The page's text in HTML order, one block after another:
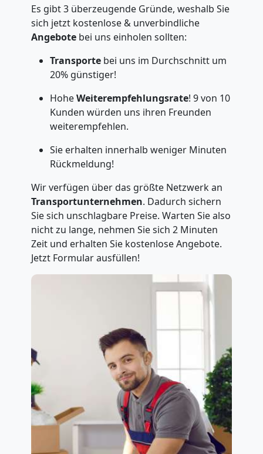
Es gibt 3 überzeugende Gründe, weshalb Sie
sich jetzt kostenlose & unverbindliche
Angebote bei uns einholen sollten:
Transporte bei uns im Durchschnitt um
20% günstiger!
HoheWeiterempfehlungsrate! 9 von 10
Kunden würden uns ihren Freunden
weiterempfehlen.
Sie erhalten innerhalb weniger Minuten
Rückmeldung!
Wir verfügen über das größte Netzwerk an
Transportunternehmen. Dadurch sichern
Sie sich unschlagbare Preise. Warten Sie also
nicht zu lange, nehmen Sie sich 2 Minuten
Zeit und erhalten Sie kostenlose Angebote.
Jetzt Formular ausfüllen!